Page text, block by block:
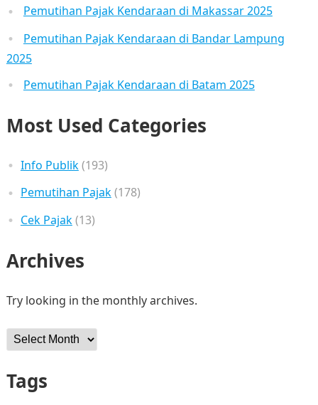
Pemutihan Pajak Kendaraan di Makassar 2025
Pemutihan Pajak Kendaraan di Bandar Lampung
2025
Pemutihan Pajak Kendaraan di Batam 2025
Most Used Categories
Info Publik(193)
Pemutihan Pajak(178)
Cek Pajak(13)
Archives
Try looking in the monthly archives.
Archives
Tags